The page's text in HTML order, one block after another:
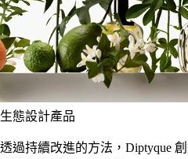
生態設計產品
透過持續改進的方法，Diptyque